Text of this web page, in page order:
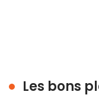
Les bons